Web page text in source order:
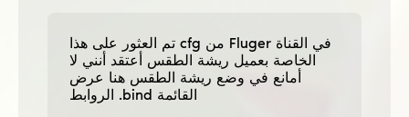
تم العثور على هذا cfg من Fluger في القناة
الخاصة بعميل ريشة الطقس أعتقد أنني لا
أمانع في وضع ريشة الطقس هنا عرض
الروابط .bind القائمة